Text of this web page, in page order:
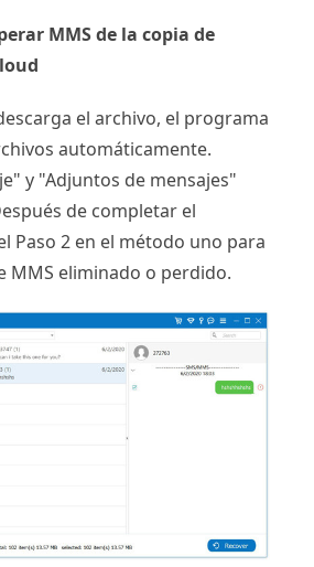
MMS de la copia de
el archivo, el programa
automáticamente.
y "Adjuntos de mensajes"
de completar el
Paso 2 en el método uno para
MMS eliminado o perdido.